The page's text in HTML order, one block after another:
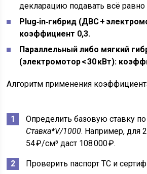
декларацию подавать всё
Plug‑in‑гибрид (ДВС +
коэффициент 0,3.
Параллельный либо мягкий
(электромотор < 30 кВт):
Алгоритм применения
Определить базовую ставку
Ставка*V/1000. Например, для
54 ₽/см³ даст 108 000 ₽.
Проверить паспорт ТС и